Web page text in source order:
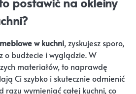
w kuchni, zyskujesz sporo,
o budżecie i wyglądzie. W
materiałów, to naprawdę
Ci szybko i skutecznie odmienić
razu wymieniać całej kuchni, co